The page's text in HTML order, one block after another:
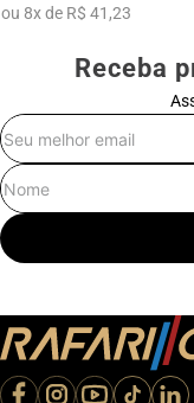
ou 8xde R$ 41,23
Receba